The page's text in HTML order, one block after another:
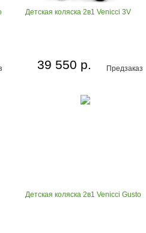
Детская коляска 2в1 Venicci 3V
Предзаказ
39 550 р.
Детская коляска 2в1 Venicci Gusto